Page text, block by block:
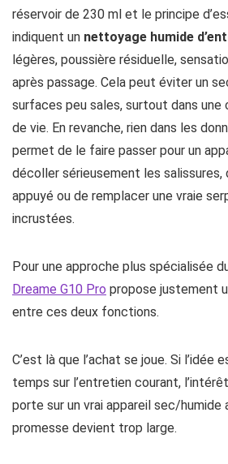
réservoir de 230 ml et le principe
indiquent un nettoyage humide
légères, poussière résiduelle,
après passage. Cela peut éviter un
surfaces peu sales, surtout dans une
de vie. En revanche, rien dans les
permet de le faire passer pour un
décoller sérieusement les salissures,
appuyé ou de remplacer une vraie
incrustées.
Pour une approche plus spécialisée
Dreame G10 Pro propose justement
entre ces deux fonctions.
C’est là que l’achat se joue. Si l’idée
temps sur l’entretien courant,
porte sur un vrai appareil sec/humide
promesse devient trop large.